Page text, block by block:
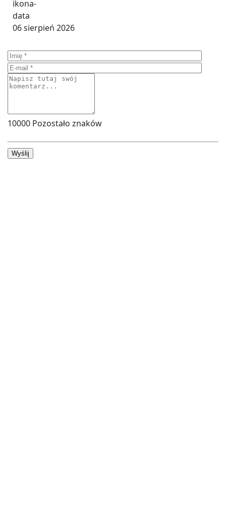
06 sierpień 2026
10000 Pozostało znaków
Wyślij